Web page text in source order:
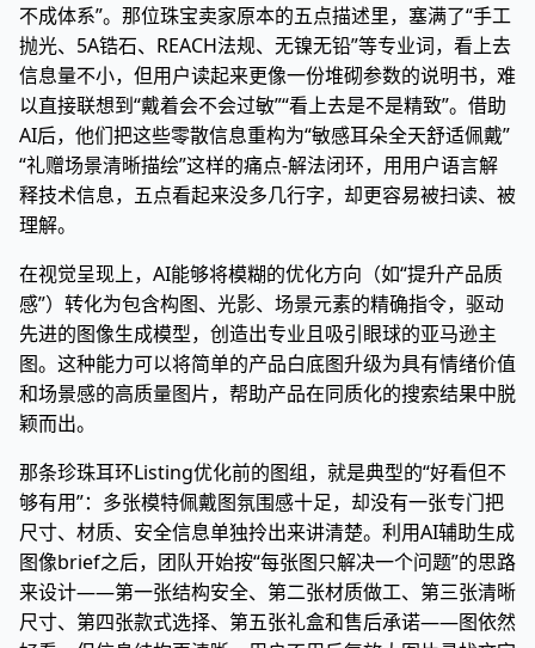
不成体系”。那位珠宝卖家原本的五点描述里，塞满了“手工
抛光、5A锆石、REACH法规、无镍无铅”等专业词，看上去
信息量不小，但用户读起来更像一份堆砌参数的说明书，难
以直接联想到“戴着会不会过敏”“看上去是不是精致”。借助
AI后，他们把这些零散信息重构为“敏感耳朵全天舒适佩戴”
“礼赠场景清晰描绘”这样的痛点-解法闭环，用用户语言解
释技术信息，五点看起来没多几行字，却更容易被扫读、被
理解。
在视觉呈现上，AI能够将模糊的优化方向（如“提升产品质
感”）转化为包含构图、光影、场景元素的精确指令，驱动
先进的图像生成模型，创造出专业且吸引眼球的亚马逊主
图。这种能力可以将简单的产品白底图升级为具有情绪价值
和场景感的高质量图片，帮助产品在同质化的搜索结果中脱
颖而出。
那条珍珠耳环Listing优化前的图组，就是典型的“好看但不
够有用”：多张模特佩戴图氛围感十足，却没有一张专门把
尺寸、材质、安全信息单独拎出来讲清楚。利用AI辅助生成
图像brief之后，团队开始按“每张图只解决一个问题”的思路
来设计——第一张结构安全、第二张材质做工、第三张清晰
尺寸、第四张款式选择、第五张礼盒和售后承诺——图依然